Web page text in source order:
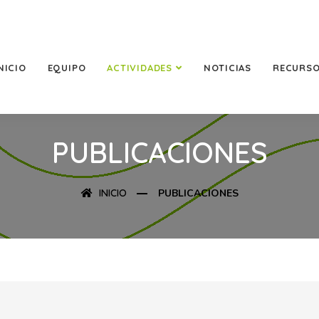
EQUIPO ACTIVIDADES NOTICIAS
PUBLICACIONES
INICIO PUBLICACIONES